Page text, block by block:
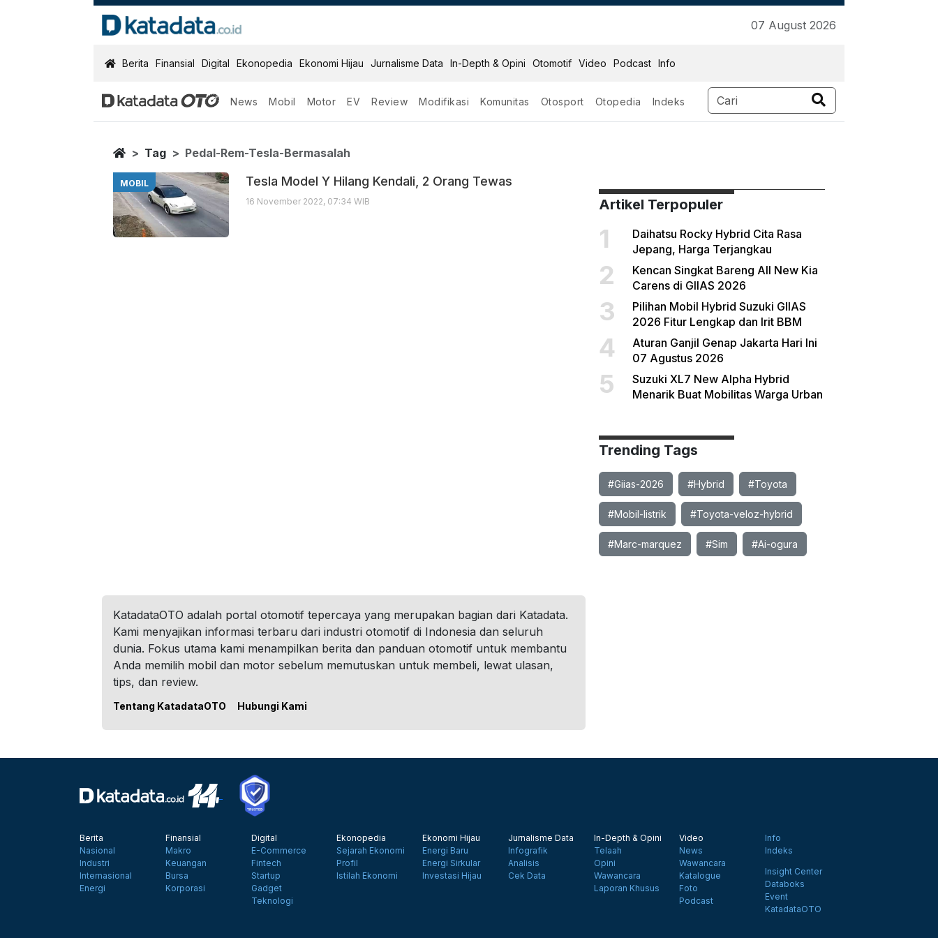
07 August 2026
KatadataOTO
Berita Finansial Digital Ekonopedia Ekonomi Hijau Jurnalisme Data In-Depth & Opini Otomotif Video Podcast Info
News Mobil Motor EV Review Modifikasi Komunitas Otosport Otopedia Indeks
Pedal Rem Tesla Bermasalah
Berita Terbaru
Home
Tag Pedal-Rem-Tesla-Bermasalah
MOBIL Tesla Model Y Hilang Kendali, 2 Orang Tewas
16 November 2022, 07:34 WIB Artikel Terpopuler
1
Daihatsu Rocky Hybrid Cita Rasa
Jepang, Harga Terjangkau
2
Kencan Singkat Bareng All New Kia
Carens di GIIAS 2026
3
Pilihan Mobil Hybrid Suzuki GIIAS
2026 Fitur Lengkap dan Irit BBM
4
Aturan Ganjil Genap Jakarta Hari Ini
07 Agustus 2026
5
Suzuki XL7 New Alpha Hybrid
Menarik Buat Mobilitas Warga Urban
Trending Tags
#Giias-2026 #Hybrid #Toyota
#Mobil-listrik #Toyota-veloz-hybrid
#Marc-marquez #Sim #Ai-ogura
KatadataOTO adalah portal otomotif tepercaya yang merupakan bagian dari Katadata.
Kami menyajikan informasi terbaru dari industri otomotif di Indonesia dan seluruh
dunia. Fokus utama kami menampilkan berita dan panduan otomotif untuk membantu
Anda memilih mobil dan motor sebelum memutuskan untuk membeli, lewat ulasan,
tips, dan review.
Tentang KatadataOTO Hubungi Kami
Berita
Nasional
Industri
Internasional
Energi
Finansial
Makro
Keuangan
Bursa
Korporasi
Digital
E-Commerce
Fintech
Startup
Gadget
Teknologi
Ekonopedia
Sejarah Ekonomi
Profil
Istilah Ekonomi
Ekonomi Hijau
Energi Baru
Energi Sirkular
Investasi Hijau
Jurnalisme Data
Infografik
Analisis
Cek Data
In-Depth & Opini
Telaah
Opini
Wawancara
Laporan Khusus
Video
News
Wawancara
Katalogue
Foto
Podcast
Info
Indeks
Insight Center
Databoks
Event
KatadataOTO